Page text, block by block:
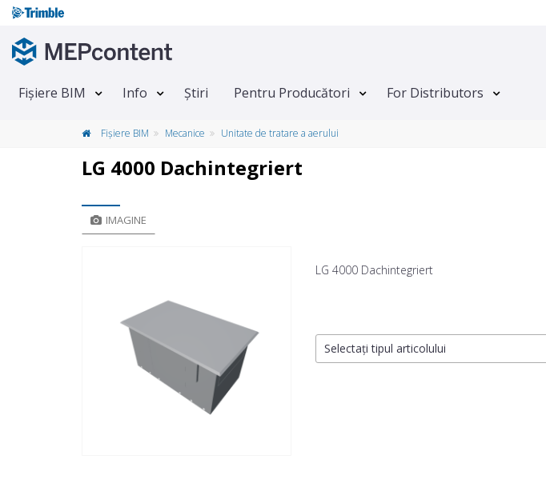
Fișiere BIM Info Știri Pentru Producători For Distributors
Fișiere BIM Mecanice Unitate de tratare a aerului
LG 4000 Dachintegriert
IMAGINE
LG 4000 Dachintegriert
Selectați tipul articolului